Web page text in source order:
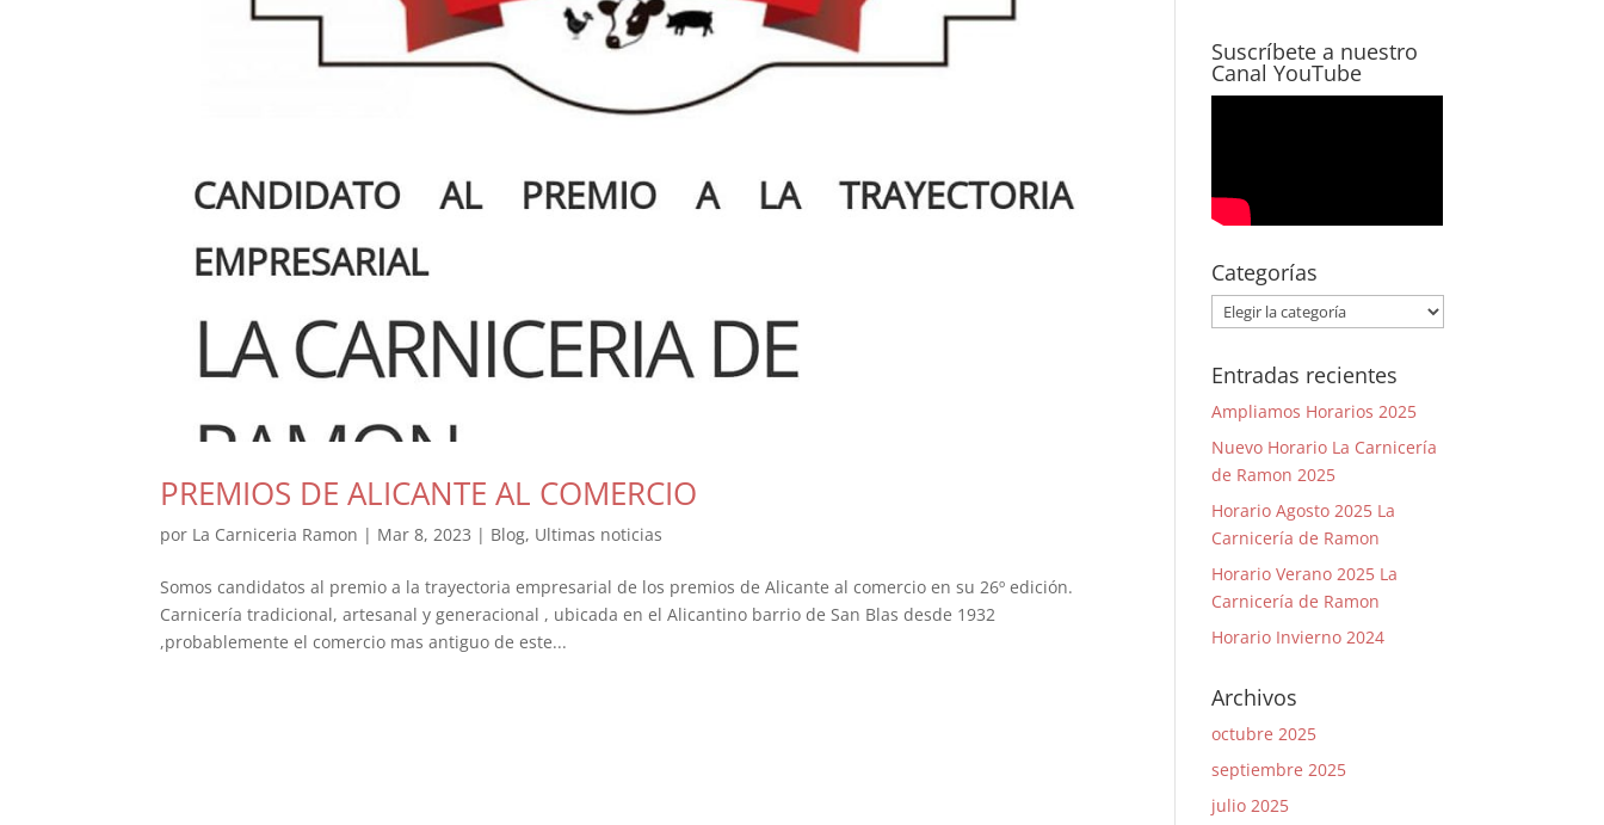
PREMIOS DE ALICANTE AL COMERCIO
por La Carniceria Ramon | Mar 8, 2023 | Blog, Ultimas noticias
Somos candidatos al premio a la trayectoria empresarial de los premios de Alicante al comercio en su 26º edición.
Carnicería tradicional, artesanal y generacional , ubicada en el Alicantino barrio de San Blas desde 1932
,probablemente el comercio mas antiguo de este...
Suscríbete a nuestro
Canal YouTube
Categorías
Categorías
Entradas recientes
Ampliamos Horarios 2025
Nuevo Horario La Carnicería
de Ramon 2025
Horario Agosto 2025 La
Carnicería de Ramon
Horario Verano 2025 La
Carnicería de Ramon
Horario Invierno 2024
Archivos
octubre 2025
septiembre 2025
julio 2025